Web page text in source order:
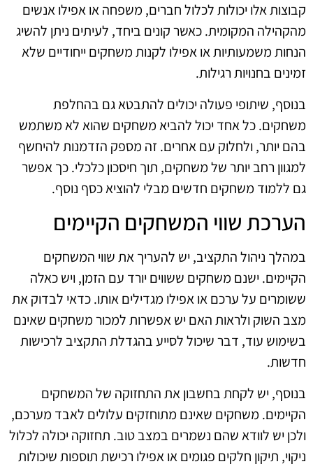
קבוצות אלו יכולות לכלול חברים, משפחה או אפילו אנשים
מהקהילה המקומית. כאשר קונים ביחד, לעיתים ניתן להשיג
הנחות משמעותיות או אפילו לקנות משחקים ייחודיים שלא
זמינים בחנויות רגילות.
בנוסף, שיתופי פעולה יכולים להתבטא גם בהחלפת
משחקים. כל אחד יכול להביא משחקים שהוא לא משתמש
בהם יותר, ולחלוק עם אחרים. זה מספק הזדמנות להיחשף
למגוון רחב יותר של משחקים, תוך חיסכון כלכלי. כך אפשר
גם ללמוד משחקים חדשים מבלי להוציא כסף נוסף.
הערכת שווי המשחקים הקיימים
במהלך ניהול התקציב, יש להעריך את שווי המשחקים
הקיימים. ישנם משחקים ששווים יורד עם הזמן, ויש כאלה
ששומרים על ערכם או אפילו מגדילים אותו. כדאי לבדוק את
מצב השוק ולראות האם יש אפשרות למכור משחקים שאינם
בשימוש עוד, דבר שיכול לסייע בהגדלת התקציב לרכישות
חדשות.
בנוסף, יש לקחת בחשבון את התחזוקה של המשחקים
הקיימים. משחקים שאינם מתוחזקים עלולים לאבד מערכם,
ולכן יש לוודא שהם נשמרים במצב טוב. תחזוקה יכולה לכלול
ניקוי, תיקון חלקים פגומים או אפילו רכישת תוספות שיכולות